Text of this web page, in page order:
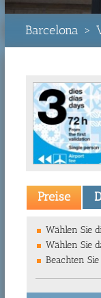
Barcelona >
Preise
Wählen Sie
Wählen Sie
Beachten